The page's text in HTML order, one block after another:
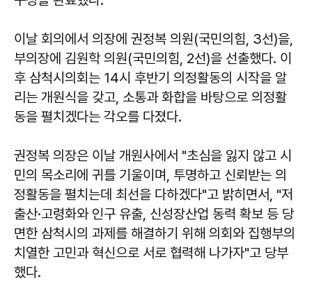
이날 회의에서 의장에 권정복 의원(국민의힘, 3선)을,
부의장에 김원학 의원(국민의힘, 2선)을 선출했다. 이
후 삼척시의회는 14시 후반기 의정활동의 시작을 알
리는 개원식을 갖고, 소통과 화합을 바탕으로 의정활
동을 펼치겠다는 각오를 다졌다.
권정복 의장은 이날 개원사에서 "초심을 잃지 않고 시
민의 목소리에 귀를 기울이며, 투명하고 신뢰받는 의
정활동을 펼치는데 최선을 다하겠다"고 밝히면서, "저
출산·고령화와 인구 유출, 신성장산업 동력 확보 등 당
면한 삼척시의 과제를 해결하기 위해 의회와 집행부의
치열한 고민과 혁신으로 서로 협력해 나가자"고 당부
했다.